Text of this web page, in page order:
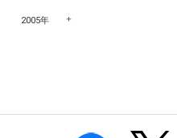
2005年